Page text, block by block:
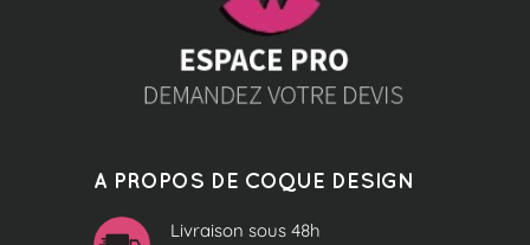
A PROPOS DE COQUE DESIGN
Livraison sous 48h